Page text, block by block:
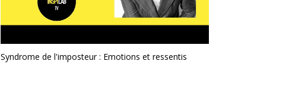
Syndrome de l'imposteur : Emotions et ressentis